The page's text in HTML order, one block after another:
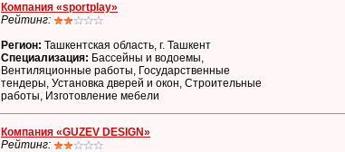
Компания «sportplay»
Рейтинг:
Регион: Ташкентская область, г. Ташкент
Специализация: Бассейны и водоемы,
Вентиляционные работы, Государственные
тендеры, Установка дверей и окон, Строительные
работы, Изготовление мебели
Компания «GUZEV DESIGN»
Рейтинг: